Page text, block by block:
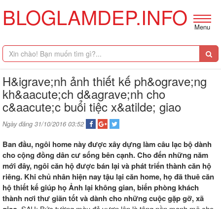
BLOGLAMDEP.INFO Menu
H&igrave;nh ảnh thiết kế ph&ograve;ng
kh&aacute;ch d&agrave;nh cho
c&aacute;c buổi tiệc x&atilde; giao
Ngày đăng 31/10/2016 03:52
Ban đầu, ngôi home này được xây dựng làm câu lạc bộ dành
cho cộng đồng dân cư sống bên cạnh. Cho đến những năm
mới đây, ngôi căn hộ được bán lại và phát triển thành căn hộ
riêng. Khi chủ nhân hiện nay tậu lại căn home, họ đã thuê căn
hộ thiết kế giúp họ Ảnh lại không gian, biến phòng khách
thành nơi thư giãn tốt và dành cho những cuộc gặp gỡ, xã